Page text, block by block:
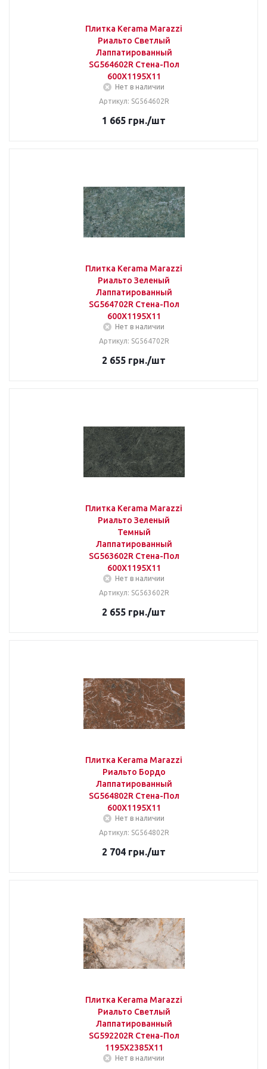
Плитка Kerama Marazzi
Риальто Светлый
Лаппатированный
SG564602R Стена-Пол
600Х1195Х11
Нет в наличии
Артикул: SG564602R
1 665 грн./шт
Плитка Kerama Marazzi
Риальто Зеленый
Лаппатированный
SG564702R Стена-Пол
600Х1195Х11
Нет в наличии
Артикул: SG564702R
2 655 грн./шт
Плитка Kerama Marazzi
Риальто Зеленый
Темный
Лаппатированный
SG563602R Стена-Пол
600Х1195Х11
Нет в наличии
Артикул: SG563602R
2 655 грн./шт
Плитка Kerama Marazzi
Риальто Бордо
Лаппатированный
SG564802R Стена-Пол
600Х1195Х11
Нет в наличии
Артикул: SG564802R
2 704 грн./шт
Плитка Kerama Marazzi
Риальто Светлый
Лаппатированный
SG592202R Стена-Пол
1195Х2385Х11
Нет в наличии